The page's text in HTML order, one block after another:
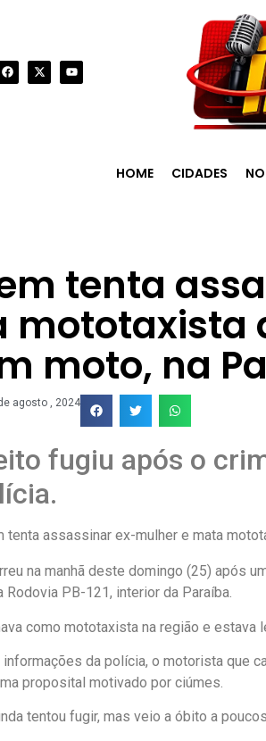
HOME CIDADES
tenta
mototaxista
moto, na
agosto , 2024
fugiu após o
na manhã deste domingo (25) após
Rodovia PB-121, interior da Paraíba.
como mototaxista na região e estava
informações da polícia, o motorista que
proposital motivado por ciúmes.
tentou fugir, mas veio a óbito a